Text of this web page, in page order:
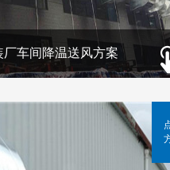
厂车间降温送风方案